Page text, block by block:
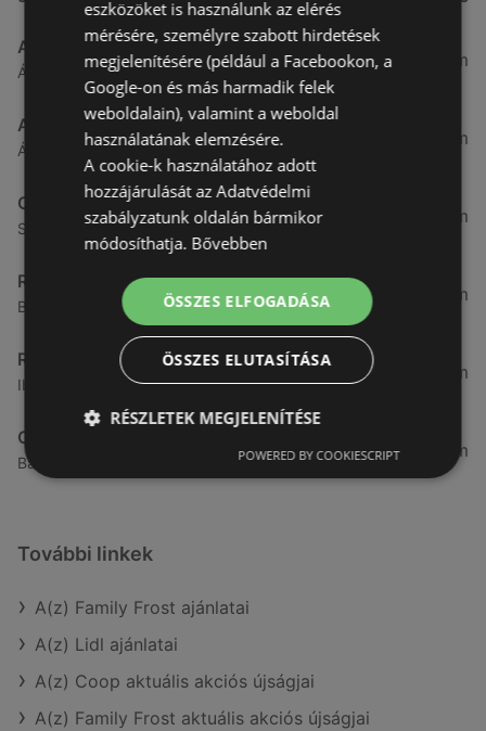
Aldi
Ágfalvi út 4/A., 9400 Sopron
3,26 km
ALDI Magyarország Élelmiszer Bt.
Ágfalvi út 4/a, 9400 Sopron
3,26 km
CBA
Somfalvi u. 14., 9400 Sopron
3,31 km
Reál
Besenyő u. 16., 9400 Sopron
3,32 km
Reál
Ibolya út 15., 9400 Sopron
3,41 km
CBA
Bánfalvi u. 14, 9400 Sopron
3,58 km
További linkek
A(z) Family Frost ajánlatai
A(z) Lidl ajánlatai
A(z) Coop aktuális akciós újságjai
A(z) Family Frost aktuális akciós újságjai
eszközöket is használunk az elérés
mérésére, személyre szabott hirdetések
megjelenítésére (például a Facebookon, a
Google-on és más harmadik felek
weboldalain), valamint a weboldal
használatának elemzésére.
A cookie-k használatához adott
hozzájárulását az Adatvédelmi
szabályzatunk oldalán bármikor
módosíthatja. Bővebben
ÖSSZES ELFOGADÁSA
ÖSSZES ELUTASÍTÁSA
RÉSZLETEK MEGJELENÍTÉSE
POWERED BY COOKIESCRIPT